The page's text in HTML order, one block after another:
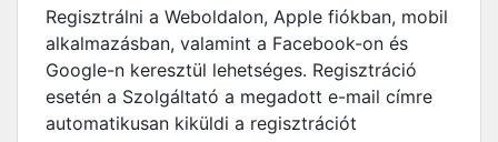
Regisztrálni a Weboldalon, Apple fiókban, mobil
alkalmazásban, valamint a Facebook-on és
Google-n keresztül lehetséges. Regisztráció
esetén a Szolgáltató a megadott e-mail címre
automatikusan kiküldi a regisztrációt